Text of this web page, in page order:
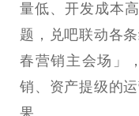
量低、开发成本
题，兑吧联动各
春营销主会场」
销、资产提级的